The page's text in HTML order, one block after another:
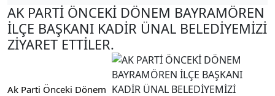
AK PARTİ ÖNCEKİ DÖNEM BAYRAMÖREN
İLÇE BAŞKANI KADİR ÜNAL BELEDİYEMİZİ
ZİYARET ETTİLER.
Ak Parti Önceki Dönem